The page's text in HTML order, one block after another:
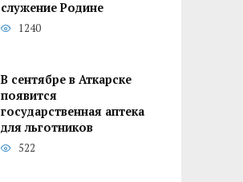
служение Родине
1240
В сентябре в Аткарске
появится
государственная аптека
для льготников
522